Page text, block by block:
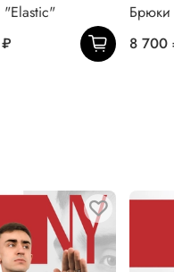
8 700